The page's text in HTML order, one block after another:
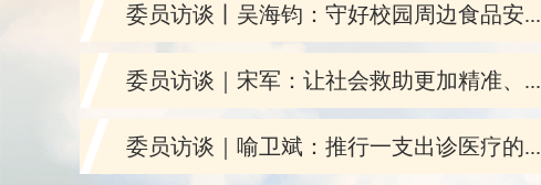
委员访谈丨吴海钧：守好校园周边食品安...
委员访谈｜宋军：让社会救助更加精准、...
委员访谈｜喻卫斌：推行一支出诊医疗的...